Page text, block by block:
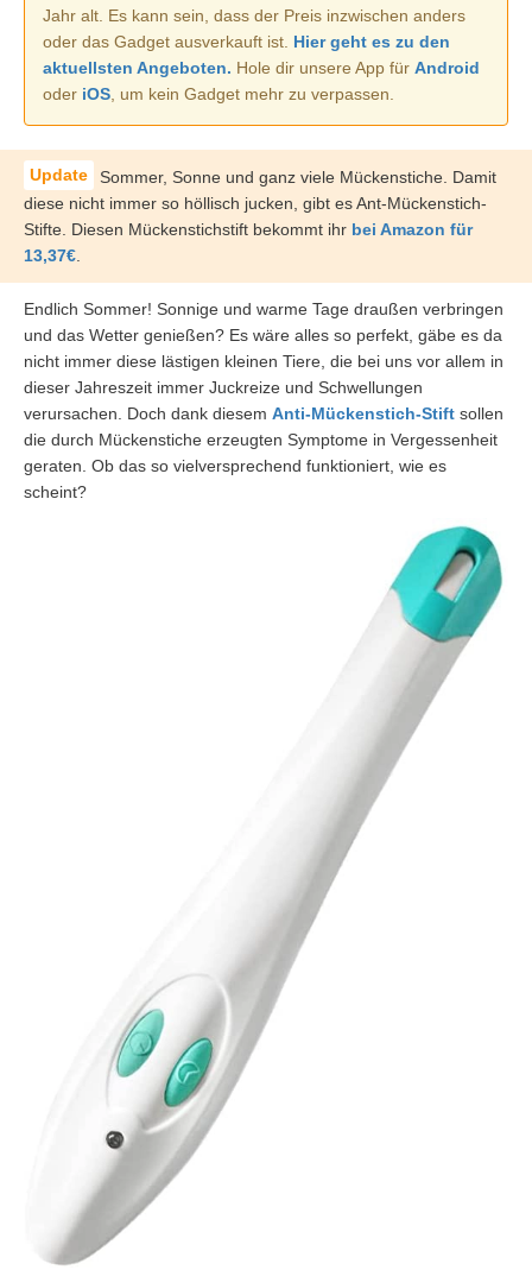
Jahr alt. Es kann sein, dass der Preis inzwischen anders
oder das Gadget ausverkauft ist. Hier geht es zu den
aktuellsten Angeboten. Hole dir unsere App für Android
oder iOS , um kein Gadget mehr zu verpassen.
Sommer, Sonne und ganz viele Mückenstiche. Damit
diese nicht immer so höllisch jucken, gibt es Ant-Mückenstich-
Stifte. Diesen Mückenstichstift bekommt ihr bei Amazon für
13,37€
Endlich Sommer! Sonnige und warme Tage draußen verbringen
und das Wetter genießen? Es wäre alles so perfekt, gäbe es da
nicht immer diese lästigen kleinen Tiere, die bei uns vor allem in
dieser Jahreszeit immer Juckreize und Schwellungen
verursachen. Doch dank diesem Anti-Mückenstich-Stift sollen
die durch Mückenstiche erzeugten Symptome in Vergessenheit
geraten. Ob das so vielversprechend funktioniert, wie es
scheint?